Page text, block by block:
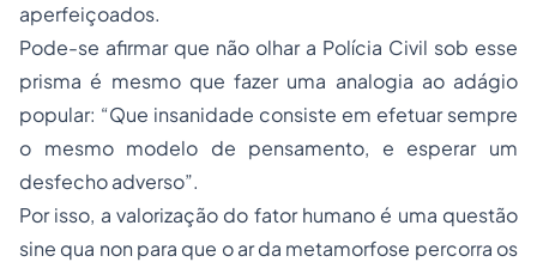
aperfeiçoados.
Pode-se afirmar que não olhar a Polícia Civil sob esse
prisma é mesmo que fazer uma analogia ao adágio
popular: “Que insanidade consiste em efetuar sempre
o mesmo modelo de pensamento, e esperar um
desfecho adverso”.
Por isso, a valorização do fator humano é uma questão
sine qua non para que o ar da metamorfose percorra os